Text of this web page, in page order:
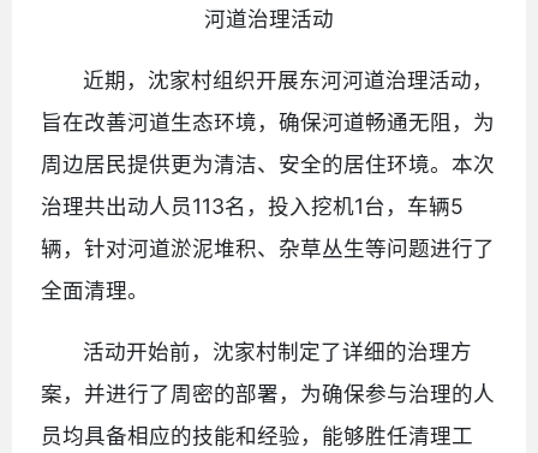
河道治理活动
近期，沈家村组织开展东河河道治理活动，
旨在改善河道生态环境，确保河道畅通无阻，为
周边居民提供更为清洁、安全的居住环境。本次
治理共出动人员113名，投入挖机1台，车辆5
辆，针对河道淤泥堆积、杂草丛生等问题进行了
全面清理。
活动开始前，沈家村制定了详细的治理方
案，并进行了周密的部署，为确保参与治理的人
员均具备相应的技能和经验，能够胜任清理工